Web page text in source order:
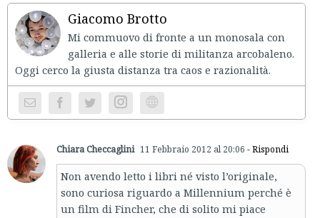
Giacomo Brotto
Mi commuovo di fronte a un monosala con
galleria e alle storie di militanza arcobaleno.
Oggi cerco la giusta distanza tra caos e razionalità.
InstagramWebsite
Chiara Checcaglini 11 Febbraio 2012 al 20:06 - Rispondi
Non avendo letto i libri né visto l’originale,
sono curiosa riguardo a Millennium perché è
un film di Fincher, che di solito mi piace